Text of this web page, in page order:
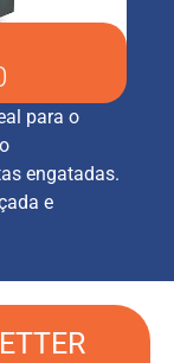
para o
engatadas.
e